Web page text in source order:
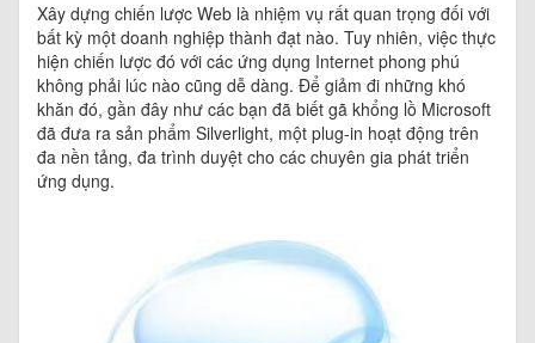
Xây dựng chiến lược Web là nhiệm vụ rất quan trọng đối với
bất kỳ một doanh nghiệp thành đạt nào. Tuy nhiên, việc thực
hiện chiến lược đó với các ứng dụng Internet phong phú
không phải lúc nào cũng dễ dàng. Để giảm đi những khó
khăn đó, gần đây như các bạn đã biết gã khổng lồ Microsoft
đã đưa ra sản phẩm Silverlight, một plug-in hoạt động trên
đa nền tảng, đa trình duyệt cho các chuyên gia phát triển
ứng dụng.